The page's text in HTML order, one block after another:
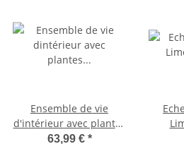
Ensemble de vie
d'intérieur avec plantes
d'intérieur faciles
63,99 € *